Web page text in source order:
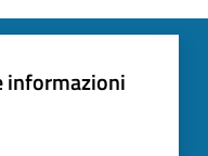
informazioni